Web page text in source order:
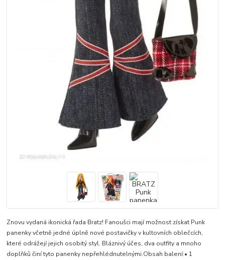
Znovu vydaná ikonická řada Bratz! Fanoušci mají možnost získat Punk
panenky včetně jedné úplně nové postavičky v kultovních oblečcích,
které odrážejí jejich osobitý styl. Bláznivý účes, dva outfity a mnoho
doplňků činí tyto panenky nepřehlédnutelnými.Obsah balení:• 1